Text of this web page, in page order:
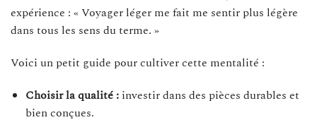
expérience : « Voyager léger me fait me sentir plus légère
dans tous les sens du terme. »
Voici un petit guide pour cultiver cette mentalité :
Choisir la qualité :investir dans des pièces durables et
bien conçues.